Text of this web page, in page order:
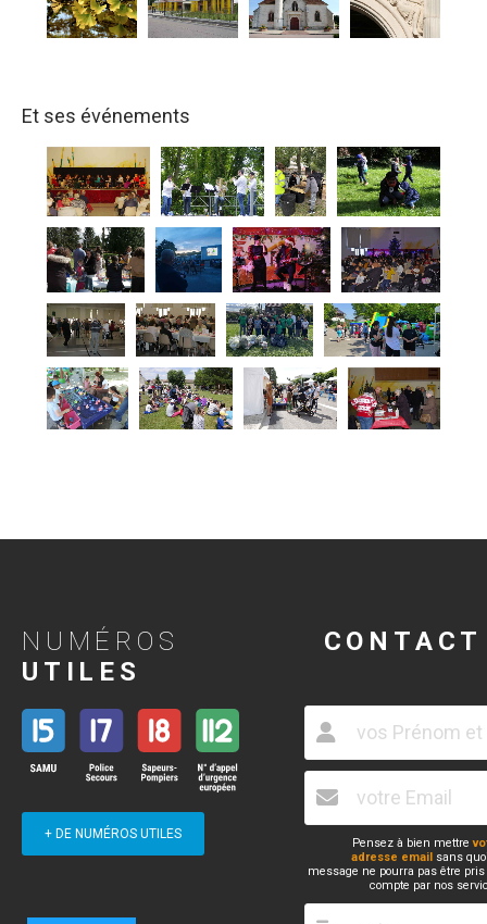
Et ses événements
NUMÉROS
UTILES
+ DE NUMÉROS UTILES
CONTACT
Pensez à bien mettre
adresse email sans
message ne pourra pas être
compte par nos